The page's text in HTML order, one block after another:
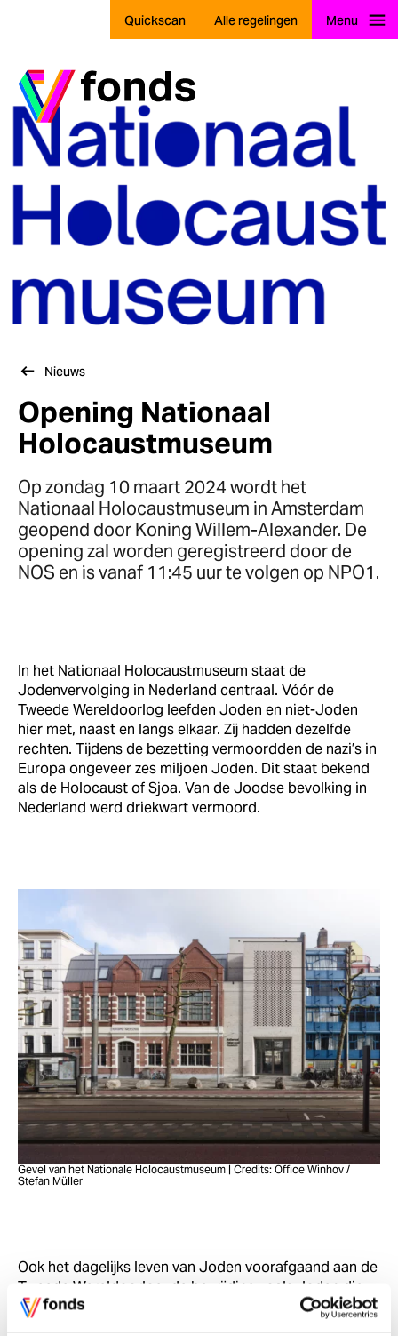
Ga naar home
Quickscan Alle regelingen Menu
Nieuws
Opening Nationaal
Holocaustmuseum
Op zondag 10 maart 2024 wordt het
Nationaal Holocaustmuseum in Amsterdam
geopend door Koning Willem-Alexander. De
opening zal worden geregistreerd door de
NOS en is vanaf 11:45 uur te volgen op NPO1.
In het Nationaal Holocaustmuseum staat de
Jodenvervolging in Nederland centraal. Vóór de
Tweede Wereldoorlog leefden Joden en niet-Joden
hier met, naast en langs elkaar. Zij hadden dezelfde
rechten. Tijdens de bezetting vermoordden de nazi’s in
Europa ongeveer zes miljoen Joden. Dit staat bekend
als de Holocaust of Sjoa. Van de Joodse bevolking in
Nederland werd driekwart vermoord.
Gevel van het Nationale Holocaustmuseum | Credits: Office Winhov /
Stefan Müller
Ook het dagelijks leven van Joden voorafgaand aan de
Tweede Wereldoorlog, de bevrijding zoals Joden die
meemaakten en de omgang met de Holocaust in onze
nationale herinneringscultuur komen in het museum